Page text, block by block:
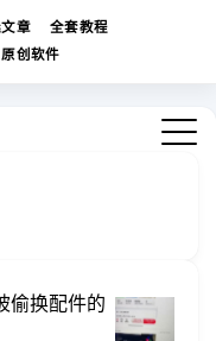
章
全套教程
原创软件
偷换配件的